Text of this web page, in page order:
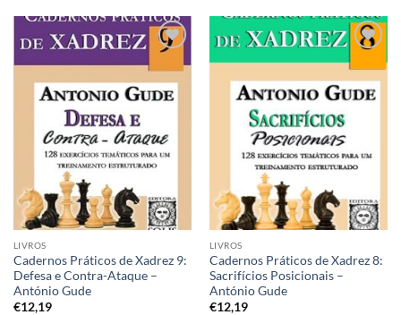
Adicionar
à lista de
desejos
LIVROS
Cadernos Práticos de Xadrez 9:
Defesa e Contra-Ataque –
António Gude
€12,19
Adicionar
à lista de
desejos
LIVROS
Cadernos Práticos de Xadrez 8:
Sacrifícios Posicionais –
António Gude
€12,19